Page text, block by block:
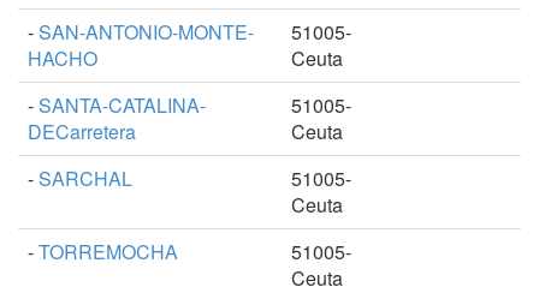
-SAN-ANTONIO-MONTE-
HACHO
51005-
Ceuta
-SANTA-CATALINA-
DECarretera
51005-
Ceuta
-SARCHAL
51005-
Ceuta
-TORREMOCHA
51005-
Ceuta